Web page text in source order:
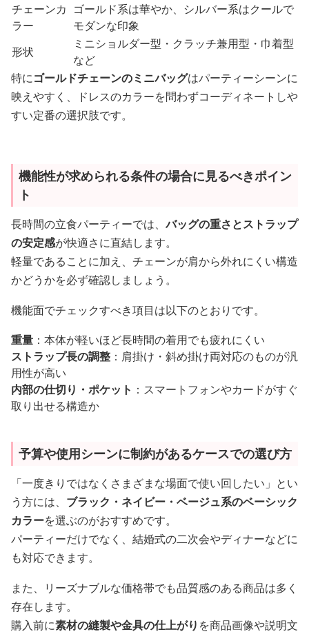
チェーンカ
ラー
ゴールド系は華やか、シルバー系はクールで
モダンな印象
形状
ミニショルダー型・クラッチ兼用型・巾着型
など
特にゴールドチェーンのミニバッグはパーティーシーンに
映えやすく、ドレスのカラーを問わずコーディネートしや
すい定番の選択肢です。
機能性が求められる条件の場合に見るべきポイン
ト
長時間の立食パーティーでは、バッグの重さとストラップ
の安定感が快適さに直結します。
軽量であることに加え、チェーンが肩から外れにくい構造
かどうかを必ず確認しましょう。
機能面でチェックすべき項目は以下のとおりです。
重量 ：本体が軽いほど長時間の着用でも疲れにくい
ストラップ長の調整 ：肩掛け・斜め掛け両対応のものが汎
用性が高い
内部の仕切り・ポケット ：スマートフォンやカードがすぐ
取り出せる構造か
予算や使用シーンに制約があるケースでの選び方
「一度きりではなくさまざまな場面で使い回したい」とい
う方には、 ブラック・ネイビー・ベージュ系のベーシック
カラーを選ぶのがおすすめです。
パーティーだけでなく、結婚式の二次会やディナーなどに
も対応できます。
また、リーズナブルな価格帯でも品質感のある商品は多く
存在します。
購入前に素材の縫製や金具の仕上がり を商品画像や説明文